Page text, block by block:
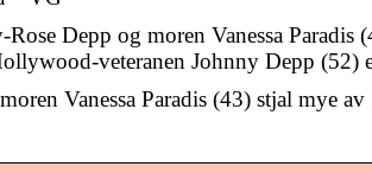
Depp og moren Vanessa Paradis
veteranen Johnny Depp (52)
Vanessa Paradis (43) stjal mye av